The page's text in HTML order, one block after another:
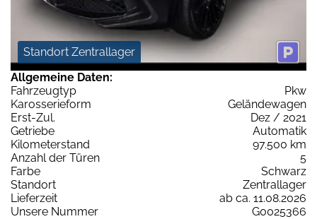
Standort Zentrallager
Allgemeine Daten:
Fahrzeugtyp
Pkw
Karosserieform
Geländewagen
Erst-Zul.
Dez / 2021
Getriebe
Automatik
Kilometerstand
97.500 km
Anzahl der Türen
5
Farbe
Schwarz
Standort
Zentrallager
Lieferzeit
ab ca. 11.08.2026
Unsere Nummer
G0025366